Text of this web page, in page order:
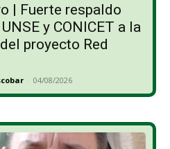
| Fuerte respaldo
y CONICET a la
proyecto Red
- 04/08/2026